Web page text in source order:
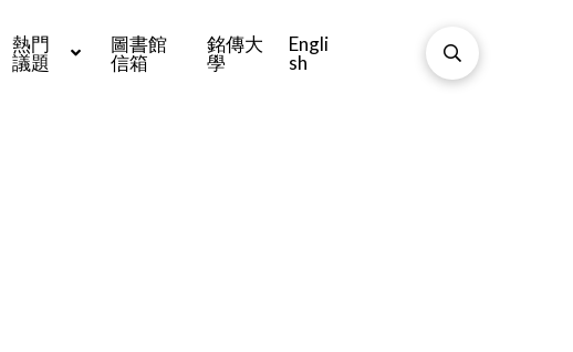
熱門
議題
圖書館
信箱
銘傳大
學
Engli
sh